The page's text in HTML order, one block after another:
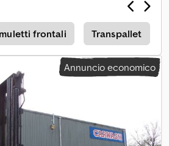
frontali Transpallet
Annuncio economico